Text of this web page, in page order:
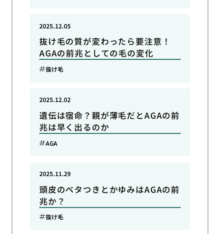
抜け毛の質が変わったら要注意！
AGAの前兆としての毛の変化
2025.12.05
抜け毛
遺伝は宿命？親が薄毛だとAGAの前
兆は早く出るのか
2025.12.02
AGA
頭皮のベタつきとかゆみはAGAの前
兆か？
2025.11.29
抜け毛